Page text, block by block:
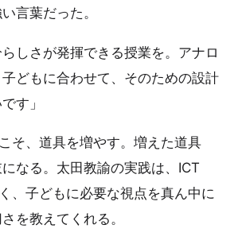
言葉だった。
らしさが発揮できる授業を。アナロ
どもに合わせて、そのための設計
す」
そ、道具を増やす。増えた道具
なる。太田教諭の実践は、ICT
、子どもに必要な視点を真ん中に
を教えてくれる。